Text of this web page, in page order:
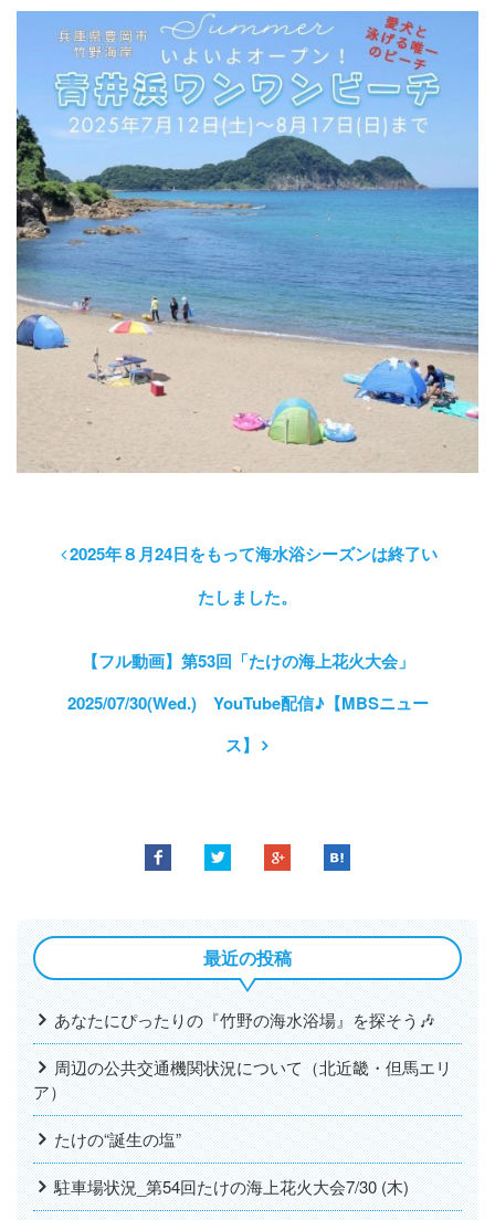
2025年８月24日をもって海水浴シーズンは終了い
たしました。
【フル動画】第53回「たけの海上花火大会」
2025/07/30(Wed.) YouTube配信♪【MBSニュー
ス】
最近の投稿
あなたにぴったりの『竹野の海水浴場』を探そう🎶
周辺の公共交通機関状況について（北近畿・但馬エリ
ア）
たけの“誕生の塩”
駐車場状況_第54回たけの海上花火大会7/30 (木)